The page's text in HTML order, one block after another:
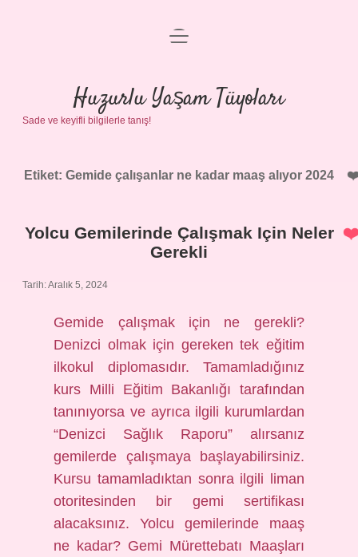
Anasayfa
Gizlilik Politikası
Yasal Uyarı
menüyü
Huzurlu Yaşam Tüyoları
Sade ve keyifli bilgilerle tanış!
Etiket: Gemide çalışanlar ne kadar maaş alıyor 2024
Yolcu Gemilerinde Çalışmak Için Neler
Gerekli
Tarih: Aralık 5, 2024
Gemide çalışmak için ne gerekli?
Denizci olmak için gereken tek eğitim
ilkokul diplomasıdır. Tamamladığınız
kurs Milli Eğitim Bakanlığı tarafından
tanınıyorsa ve ayrıca ilgili kurumlardan
“Denizci Sağlık Raporu” alırsanız
gemilerde çalışmaya başlayabilirsiniz.
Kursu tamamladıktan sonra ilgili liman
otoritesinden bir gemi sertifikası
alacaksınız. Yolcu gemilerinde maaş
ne kadar? Gemi Mürettebatı Maaşları